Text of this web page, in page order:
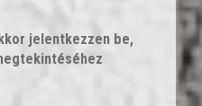
jelentkezzen be,